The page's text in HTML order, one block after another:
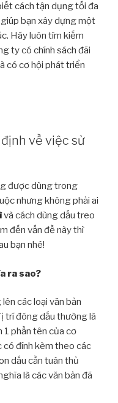
cách tận dụng tối đa
bạn xây dựng một
Hãy luôn tìm kiếm
ty có chính sách đãi
có cơ hội phát triển
về việc sử
được dùng trong
nhưng không phải ai
và cách dùng dấu treo
đến vấn đề này thì
bạn nhé!
ra sao?
các loại văn bản
trí đóng dấu thường là
phần tên của cơ
có đính kèm theo các
dấu cần tuân thủ
là các văn bản đã